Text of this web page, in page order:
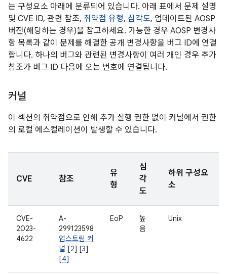
는 구성요소 아래에 분류되어 있습니다. 아래 표에서 문제 설명
및 CVE ID, 관련 참조, 취약점 유형, 심각도, 업데이트된 AOSP
버전(해당하는 경우)을 참고하세요. 가능한 경우 AOSP 변경사
항 목록과 같이 문제를 해결한 공개 변경사항을 버그 ID에 연결
합니다. 하나의 버그와 관련된 변경사항이 여러 개인 경우 추가
참조가 버그 ID 다음에 오는 번호에 연결됩니다.
커널
이 섹션의 취약점으로 인해 추가 실행 권한 없이 커널에서 권한
의 로컬 에스컬레이션이 발생할 수 있습니다.
CVE 참조
유
형
심
각
도
하위 구성요
소
CVE-
2023-
4622
A-
299123598
업스트림 커
널 [2] [3]
[4]
EoP
높
음
Unix